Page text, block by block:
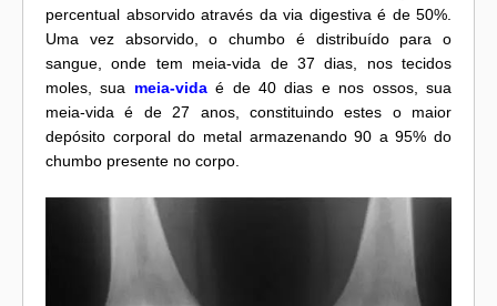
percentual absorvido através da via digestiva é de 50%.
Uma vez absorvido, o chumbo é distribuído para o
sangue, onde tem meia-vida de 37 dias, nos tecidos
moles, sua meia-vidaé de 40 dias e nos ossos, sua
meia-vida é de 27 anos, constituindo estes o maior
depósito corporal do metal armazenando 90 a 95% do
chumbo presente no corpo.